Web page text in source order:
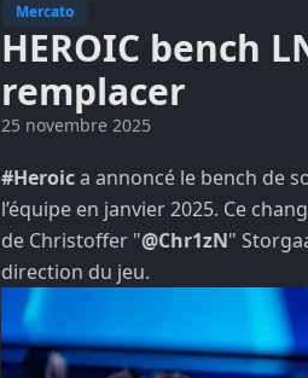
Mercato
HEROIC bench
remplacer
25 novembre 2025
#Heroica annoncé le bench de
l’équipe en janvier 2025. Ce
de Christoffer "@Chr1zN"
direction du jeu.